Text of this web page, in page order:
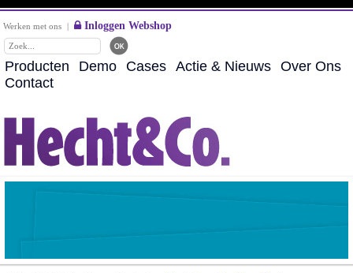
Werken met ons | Inloggen Webshop
Producten Demo Cases Actie & Nieuws Over Ons
Contact